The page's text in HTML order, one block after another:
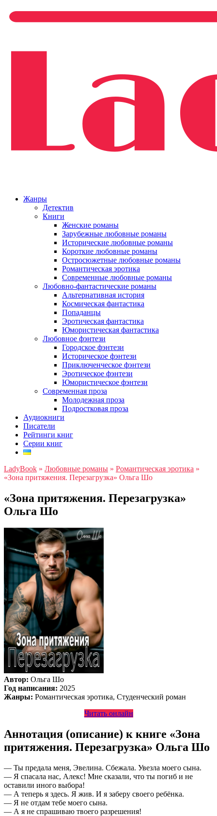
Жанры
Детектив
Книги
Женские романы
Зарубежные любовные романы
Исторические любовные романы
Короткие любовные романы
Остросюжетные любовные романы
Романтическая эротика
Современные любовные романы
Любовно-фантастические романы
Альтернативная история
Космическая фантастика
Попаданцы
Эротическая фантастика
Юмористическая фантастика
Любовное фэнтези
Городское фэнтези
Историческое фэнтези
Приключенческое фэнтези
Эротическое фэнтези
Юмористическое фэнтези
Современная проза
Молодежная проза
Подростковая проза
Аудиокниги
Писатели
Рейтинги книг
Серии книг
LadyBook » Любовные романы » Романтическая эротика »
«Зона притяжения. Перезагрузка» Ольга Шо
«Зона притяжения. Перезагрузка»
Ольга Шо
Автор: Ольга Шо
Год написания: 2025
Жанры: Романтическая эротика, Студенческий роман
Читать онлайн
Аннотация (описание) к книге «Зона
притяжения. Перезагрузка» Ольга Шо
— Ты предала меня, Эвелина. Сбежала. Увезла моего сына.
— Я спасала нас, Алекс! Мне сказали, что ты погиб и не
оставили иного выбора!
— А теперь я здесь. Я жив. И я заберу своего ребёнка.
— Я не отдам тебе моего сына.
— А я не спрашиваю твоего разрешения!